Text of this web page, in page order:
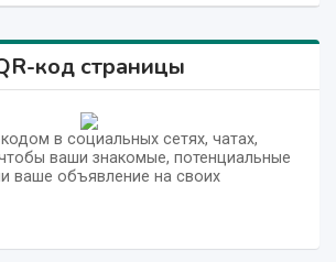
код страницы
в социальных сетях, чатах,
ваши знакомые, потенциальные
ваше объявление на своих